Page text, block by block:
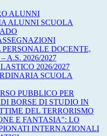
ALUNNI
ALUNNI SCUOLA
DOCENTE,
A.S. 2026/2027
2026/2027
SCUOLA
PUBBLICO PER
BORSE DI STUDIO IN
DEL TERRORISMO
E FANTASIA": LO
INTERNAZIONALI